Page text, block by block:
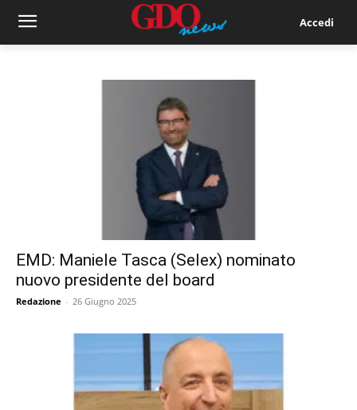
Accedi
EMD: Maniele Tasca (Selex) nominato
nuovo presidente del board
Redazione - 26 Giugno 2025